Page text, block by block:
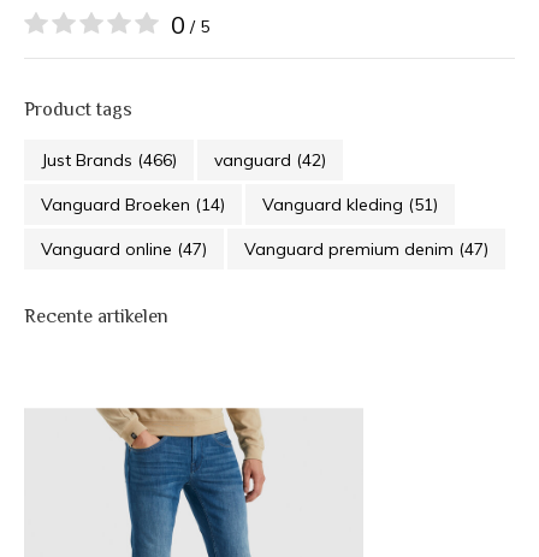
0 / 5
Product tags
Just Brands (466) vanguard (42)
Vanguard Broeken (14) Vanguard kleding (51)
Vanguard online (47) Vanguard premium denim (47)
Recente artikelen